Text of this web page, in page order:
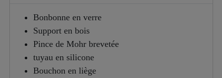
Bonbonne en verre
Support en bois
Pince de Mohr brevetée
tuyau en silicone
Bouchon en liège